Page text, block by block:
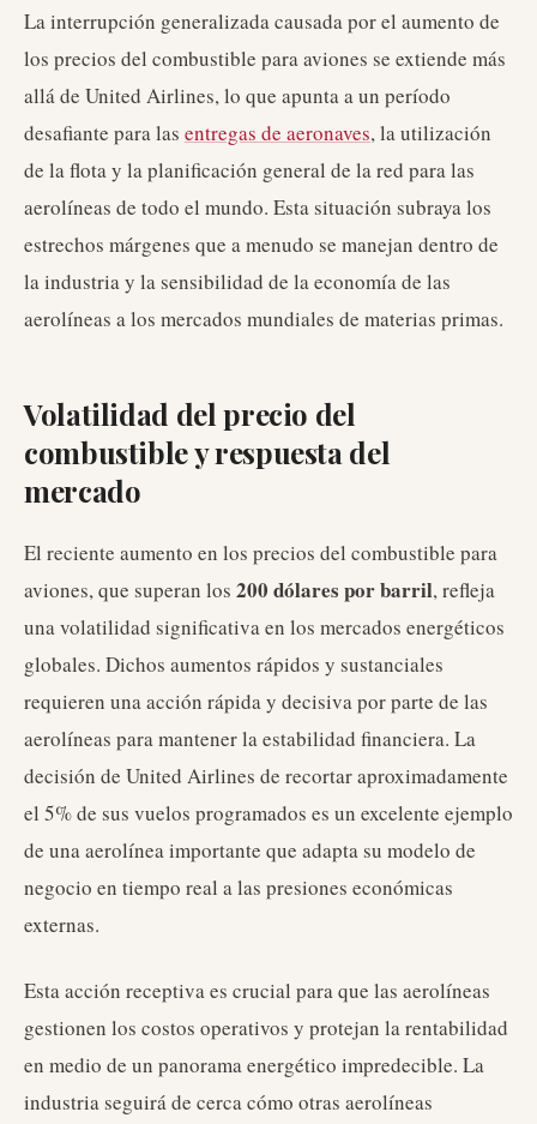
La interrupción generalizada causada por el aumento de
los precios del combustible para aviones se extiende más
allá de United Airlines, lo que apunta a un período
desafiante para las entregas de aeronaves, la utilización
de la flota y la planificación general de la red para las
aerolíneas de todo el mundo. Esta situación subraya los
estrechos márgenes que a menudo se manejan dentro de
la industria y la sensibilidad de la economía de las
aerolíneas a los mercados mundiales de materias primas.
Volatilidad del precio del
combustible y respuesta del
mercado
El reciente aumento en los precios del combustible para
aviones, que superan los 200 dólares por barril, refleja
una volatilidad significativa en los mercados energéticos
globales. Dichos aumentos rápidos y sustanciales
requieren una acción rápida y decisiva por parte de las
aerolíneas para mantener la estabilidad financiera. La
decisión de United Airlines de recortar aproximadamente
el 5% de sus vuelos programados es un excelente ejemplo
de una aerolínea importante que adapta su modelo de
negocio en tiempo real a las presiones económicas
externas.
Esta acción receptiva es crucial para que las aerolíneas
gestionen los costos operativos y protejan la rentabilidad
en medio de un panorama energético impredecible. La
industria seguirá de cerca cómo otras aerolíneas